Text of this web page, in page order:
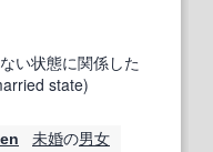
い状態に関係した
state)
未婚の男女